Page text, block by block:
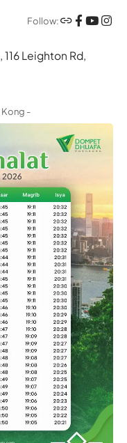
Follow:
Leighton Rd,
Kong -